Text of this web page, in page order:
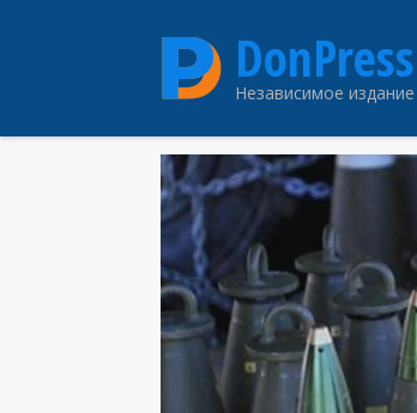
DonPress
Независимое издание